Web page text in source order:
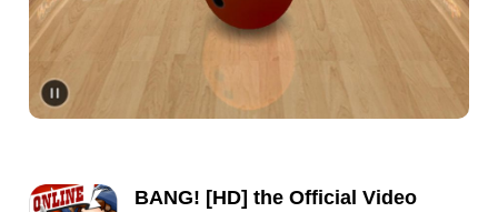
BANG! [HD] the Official Video